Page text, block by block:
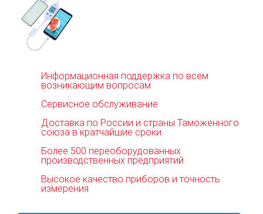
Информационная поддержка по всем
возникающим вопросам
Сервисное обслуживание
Доставка по России и страны Таможенного
союза в кратчайшие сроки
Более 500 переоборудованных
производственных предприятий
Высокое качество приборов и точность
измерения